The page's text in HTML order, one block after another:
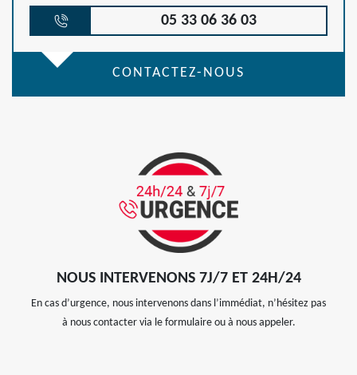
05 33 06 36 03
CONTACTEZ-NOUS
NOUS INTERVENONS 7J/7 ET 24H/24
En cas d’urgence, nous intervenons dans l’immédiat, n’hésitez pas
à nous contacter via le formulaire ou à nous appeler.